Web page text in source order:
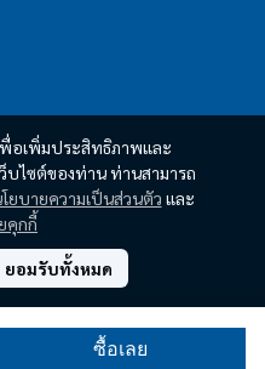
ซื้อเลย
พื่อเพิ่มประสิทธิภาพและ
บไซต์ของท่าน ท่านสามารถ
ยบายความเป็นส่วนตัว และ
คุกกี้
ยอมรับทั้งหมด
Rights Reserved.